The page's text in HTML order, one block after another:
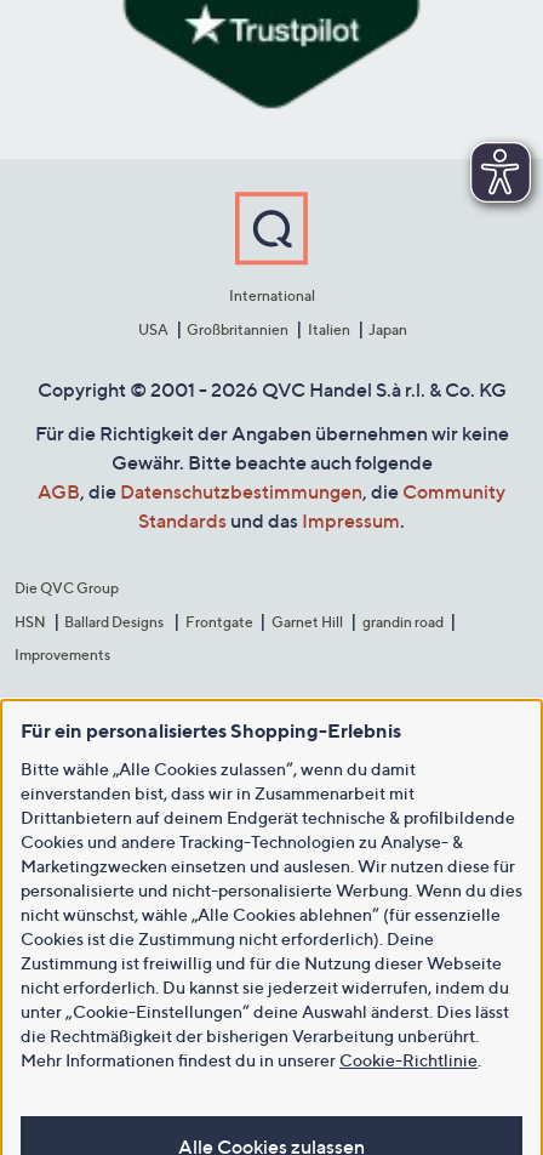
International
USA
Großbritannien Italien Japan
Copyright © 2001 - 2026 QVC Handel S.à r.l. & Co. KG
Für die Richtigkeit der Angaben übernehmen wir keine
Gewähr. Bitte beachte auch folgende
AGB, die Datenschutzbestimmungen, die Community
Standards und das Impressum.
Die QVC Group
HSN
Ballard Designs Frontgate Garnet Hill
grandin road
Improvements
Für ein personalisiertes Shopping-Erlebnis
Bitte wähle „Alle Cookies zulassen“, wenn du damit
einverstanden bist, dass wir in Zusammenarbeit mit
Drittanbietern auf deinem Endgerät technische & profilbildende
Cookies und andere Tracking-Technologien zu Analyse- &
Marketingzwecken einsetzen und auslesen. Wir nutzen diese für
personalisierte und nicht-personalisierte Werbung. Wenn du dies
nicht wünschst, wähle „Alle Cookies ablehnen“ (für essenzielle
Cookies ist die Zustimmung nicht erforderlich). Deine
Zustimmung ist freiwillig und für die Nutzung dieser Webseite
nicht erforderlich. Du kannst sie jederzeit widerrufen, indem du
unter „Cookie-Einstellungen“ deine Auswahl änderst. Dies lässt
die Rechtmäßigkeit der bisherigen Verarbeitung unberührt.
Mehr Informationen findest du in unsererCookie-Richtlinie
Alle Cookies zulassen